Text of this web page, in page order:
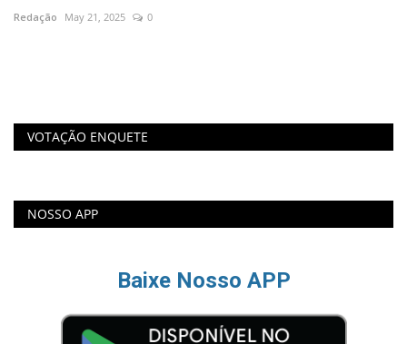
Redação May 21, 2025 0
VOTAÇÃO ENQUETE
NOSSO APP
Baixe Nosso APP